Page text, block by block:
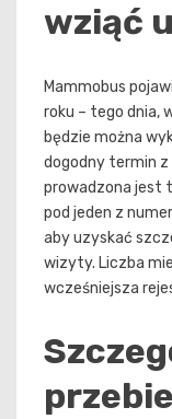
wziąć
Mammobus
roku – tego dnia,
będzie można
dogodny termin
prowadzona jest
pod jeden z
aby uzyskać
wizyty. Liczba
wcześniejsza